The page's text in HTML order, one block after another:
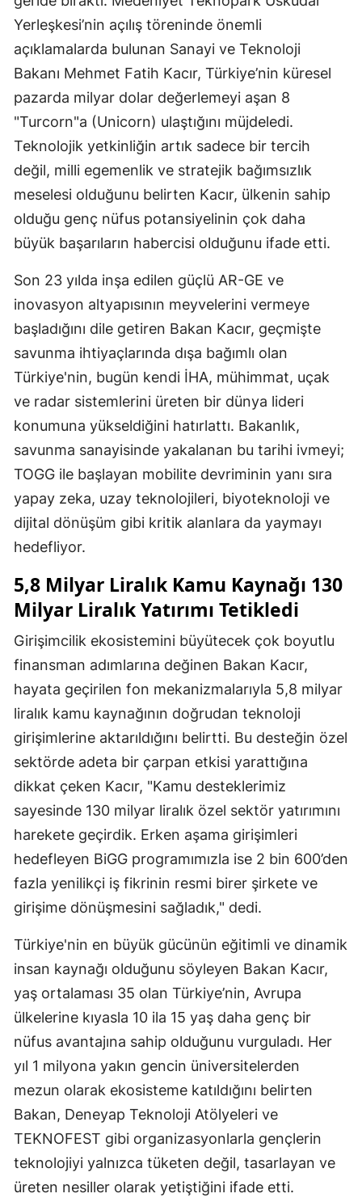
Yerleşkesi’nin açılış töreninde önemli
açıklamalarda bulunan Sanayi ve Teknoloji
Bakanı Mehmet Fatih Kacır, Türkiye’nin küresel
pazarda milyar dolar değerlemeyi aşan 8
"Turcorn"a (Unicorn) ulaştığını müjdeledi.
Teknolojik yetkinliğin artık sadece bir tercih
değil, milli egemenlik ve stratejik bağımsızlık
meselesi olduğunu belirten Kacır, ülkenin sahip
olduğu genç nüfus potansiyelinin çok daha
büyük başarıların habercisi olduğunu ifade etti.
Son 23 yılda inşa edilen güçlü AR-GE ve
inovasyon altyapısının meyvelerini vermeye
başladığını dile getiren Bakan Kacır, geçmişte
savunma ihtiyaçlarında dışa bağımlı olan
Türkiye'nin, bugün kendi İHA, mühimmat, uçak
ve radar sistemlerini üreten bir dünya lideri
konumuna yükseldiğini hatırlattı. Bakanlık,
savunma sanayisinde yakalanan bu tarihi ivmeyi;
TOGG ile başlayan mobilite devriminin yanı sıra
yapay zeka, uzay teknolojileri, biyoteknoloji ve
dijital dönüşüm gibi kritik alanlara da yaymayı
hedefliyor.
5,8 Milyar Liralık Kamu Kaynağı 130
Milyar Liralık Yatırımı Tetikledi
Girişimcilik ekosistemini büyütecek çok boyutlu
finansman adımlarına değinen Bakan Kacır,
hayata geçirilen fon mekanizmalarıyla 5,8 milyar
liralık kamu kaynağının doğrudan teknoloji
girişimlerine aktarıldığını belirtti. Bu desteğin özel
sektörde adeta bir çarpan etkisi yarattığına
dikkat çeken Kacır, "Kamu desteklerimiz
sayesinde 130 milyar liralık özel sektör yatırımını
harekete geçirdik. Erken aşama girişimleri
hedefleyen BiGG programımızla ise 2 bin 600’den
fazla yenilikçi iş fikrinin resmi birer şirkete ve
girişime dönüşmesini sağladık," dedi.
Türkiye'nin en büyük gücünün eğitimli ve dinamik
insan kaynağı olduğunu söyleyen Bakan Kacır,
yaş ortalaması 35 olan Türkiye’nin, Avrupa
ülkelerine kıyasla 10 ila 15 yaş daha genç bir
nüfus avantajına sahip olduğunu vurguladı. Her
yıl 1 milyona yakın gencin üniversitelerden
mezun olarak ekosisteme katıldığını belirten
Bakan, Deneyap Teknoloji Atölyeleri ve
TEKNOFEST gibi organizasyonlarla gençlerin
teknolojiyi yalnızca tüketen değil, tasarlayan ve
üreten nesiller olarak yetiştiğini ifade etti.